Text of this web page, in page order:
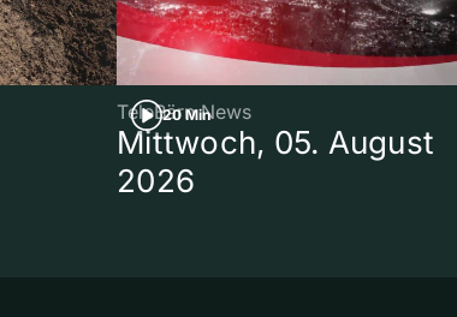
20 Min
TeleBärn News
Mittwoch, 05. August
2026